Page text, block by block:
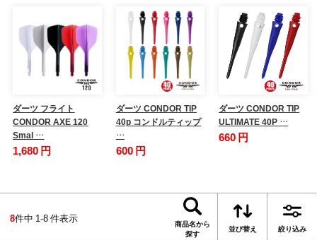
ダーツ フライト
CONDOR AXE 120
Smal …
1,680 円
ダーツ CONDOR TIP
40p コンドルティップ
…
600 円
ダーツ CONDOR TIP
ULTIMATE 40P …
660 円
8件中 1-8 件表示
商品名から
探す
並び替え 絞り込み